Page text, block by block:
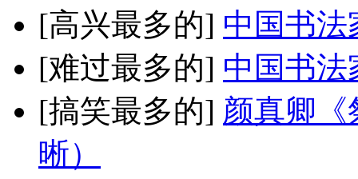
[高兴最多的] 中国书法
[难过最多的] 中国书法
[搞笑最多的] 颜真卿《
晰）